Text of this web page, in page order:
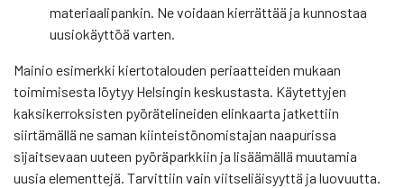
materiaalipankin. Ne voidaan kierrättää ja kunnostaa
uusiokäyttöä varten.
Mainio esimerkki kiertotalouden periaatteiden mukaan
toimimisesta löytyy Helsingin keskustasta. Käytettyjen
kaksikerroksisten pyörätelineiden elinkaarta jatkettiin
siirtämällä ne saman kiinteistönomistajan naapurissa
sijaitsevaan uuteen pyöräparkkiin ja lisäämällä muutamia
uusia elementtejä. Tarvittiin vain viitseliäisyyttä ja luovuutta.